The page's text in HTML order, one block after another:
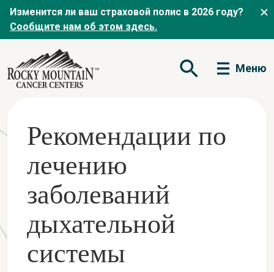
Изменится ли ваш страховой полис в 2026 году?
Сообщите нам об этом здесь.
Открытая форма
Меню
Рекомендации по
лечению
заболеваний
дыхательной
системы